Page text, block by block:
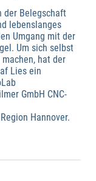
der Belegschaft
lebenslanges
Umgang mit der
Um sich selbst
hat der
Lies ein
GmbH CNC-
Hannover.